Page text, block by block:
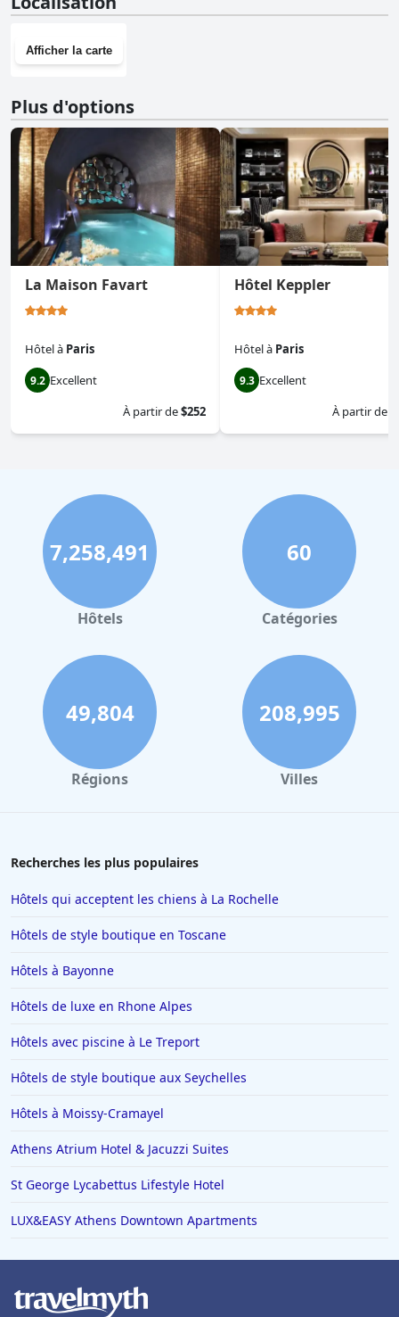
Afficher la carte
Plus d'options
La Maison Favart
Hôtelà Paris
9.2 Excellent
À partir de$252
Hôtel Keppler
Hôtelà Paris
9.3 Excellent
À partir de
7,258,491
Hôtels
60
Catégories
49,804
Régions
208,995
Villes
Recherches les plus populaires
Hôtels qui acceptent les chiens à La Rochelle
Hôtels de style boutique en Toscane
Hôtels à Bayonne
Hôtels de luxe en Rhone Alpes
Hôtels avec piscine à Le Treport
Hôtels de style boutique aux Seychelles
Hôtels à Moissy-Cramayel
Athens Atrium Hotel & Jacuzzi Suites
St George Lycabettus Lifestyle Hotel
LUX&EASY Athens Downtown Apartments